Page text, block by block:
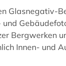
Glasnegativ-
Bergwerken
Innen- und